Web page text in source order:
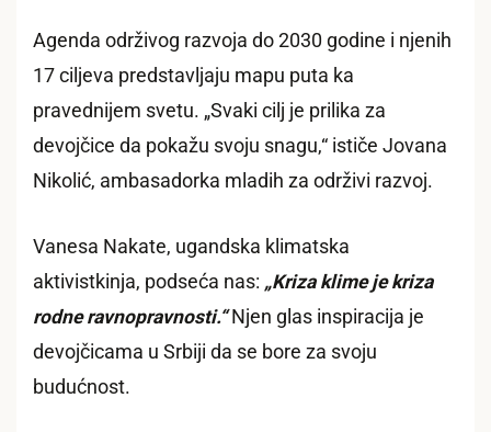
Agenda održivog razvoja do 2030 godine i njenih
17 ciljeva predstavljaju mapu puta ka
pravednijem svetu. „Svaki cilj je prilika za
devojčice da pokažu svoju snagu,“ ističe Jovana
Nikolić, ambasadorka mladih za održivi razvoj.
Vanesa Nakate, ugandska klimatska
aktivistkinja, podseća nas: „Kriza klime je kriza
rodne ravnopravnosti.“Njen glas inspiracija je
devojčicama u Srbiji da se bore za svoju
budućnost.